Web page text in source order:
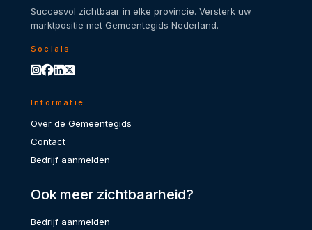
Succesvol zichtbaar in elke provincie. Versterk uw
marktpositie met Gemeentegids Nederland.
Socials
Informatie
Over de Gemeentegids
Contact
Bedrijf aanmelden
Ook meer zichtbaarheid?
Bedrijf aanmelden